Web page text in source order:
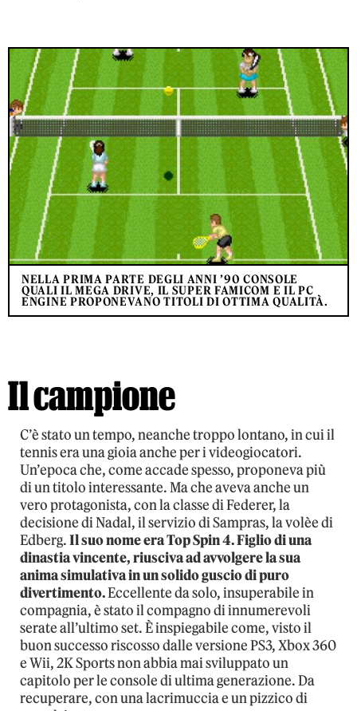
NELLA PRIMA PARTE DEGLI ANNI ’90 CONSOLE
QUALI IL MEGA DRIVE, IL SUPER FAMICOM E IL PC
ENGINE PROPONEVANO TITOLI DI OTTIMA QUALITÀ.
Il campione
C’è stato un tempo, neanche troppo lontano, in cui il
tennis era una gioia anche per i videogiocatori.
Un’epoca che, come accade spesso, proponeva più
di un titolo interessante. Ma che aveva anche un
vero protagonista, con la classe di Federer, la
decisione di Nadal, il servizio di Sampras, la volèe di
Edberg.Il suo nome era Top Spin 4. Figlio di una
dinastia vincente, riusciva ad avvolgere la sua
anima simulativa in un solido guscio di puro
divertimento.Eccellente da solo, insuperabile in
compagnia, è stato il compagno di innumerevoli
serate all’ultimo set. È inspiegabile come, visto il
buon successo riscosso dalle versione PS3, Xbox 360
e Wii, 2K Sports non abbia mai sviluppato un
capitolo per le console di ultima generazione. Da
recuperare, con una lacrimuccia e un pizzico di